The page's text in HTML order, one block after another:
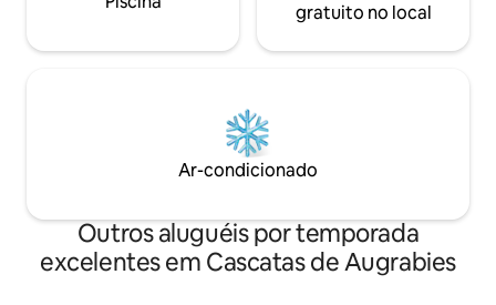
gratuito no local
Ar-condicionado
Outros aluguéis por temporada
excelentes em Cascatas de Augrabies